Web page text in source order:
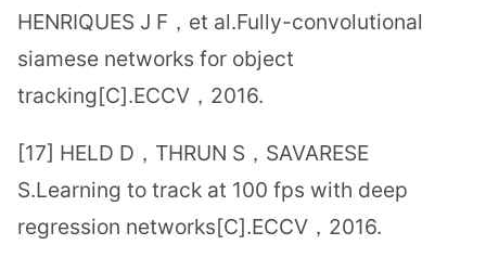
HENRIQUES J F，et al.Fully-convolutional
siamese networks for object
tracking[C].ECCV，2016.
[17] HELD D，THRUN S，SAVARESE
S.Learning to track at 100 fps with deep
regression networks[C].ECCV，2016.